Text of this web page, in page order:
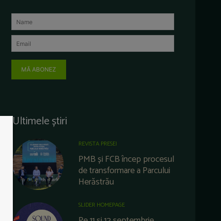
MĂ ABONEZ
Ultimele știri
REVISTA PRESEI
PMB și FCB încep procesul
de transformare a Parcului
Herăstrău
SLIDER HOMEPAGE